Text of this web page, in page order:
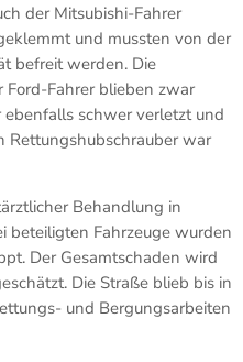
der Mitsubishi-Fahrer
und mussten von der
befreit werden. Die
Ford-Fahrer blieben zwar
schwer verletzt und
Rettungshubschrauber war
Behandlung in
beteiligten Fahrzeuge wurden
Der Gesamtschaden wird
Die Straße blieb bis in
und Bergungsarbeiten